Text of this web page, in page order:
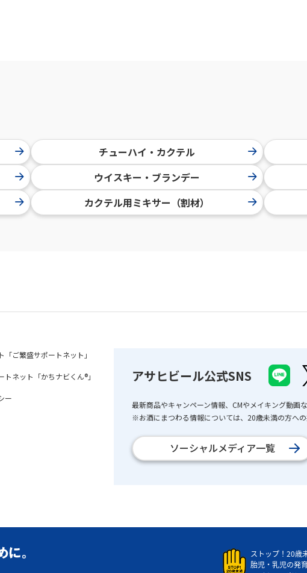
チューハイ・カクテル
ウイスキー・ブランデー
カクテル用ミキサー（割材）
ご繁盛サポートネット」
ネット「かちナビくん®」
ー
アサヒビール公式SNS
最新商品やキャンペーン情報、CMやメイキング動画
※お酒にまつわる情報については、20歳未満の方への
ソーシャルメディア一覧